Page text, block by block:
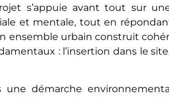
s’appuie avant tout sur
et mentale, tout en
ensemble urbain construit
: l’insertion dans le
une démarche